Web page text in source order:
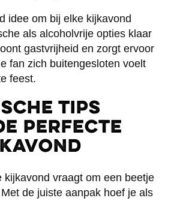
idee om bij elke kijkavond
als alcoholvrije opties klaar
gastvrijheid en zorgt ervoor
fan zich buitengesloten voelt
feest.
tips
perfecte
kijkavond vraagt om een beetje
de juiste aanpak hoef je als